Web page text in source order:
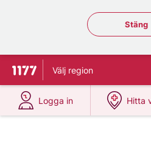
Stäng
Stäng
Till startsidan för 1177
Välj region
Logga in
på 1177.se
Hitta
på